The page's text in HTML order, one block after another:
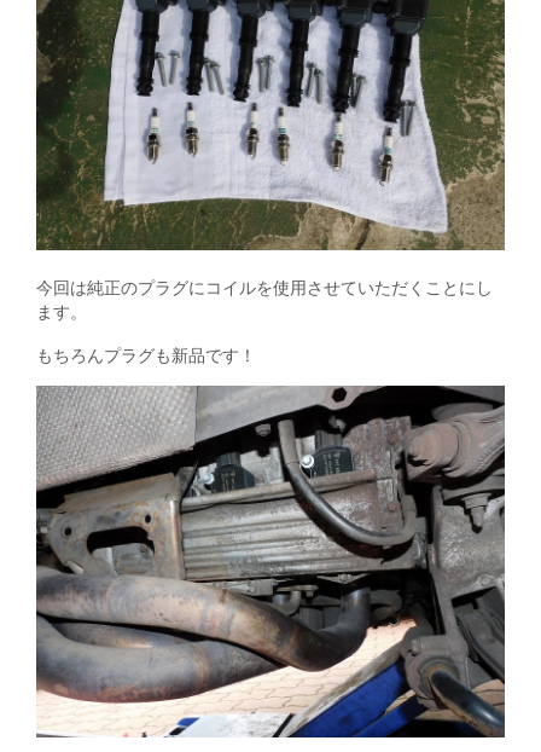
今回は純正のプラグにコイルを使用させていただくことにし
ます。
もちろんプラグも新品です！